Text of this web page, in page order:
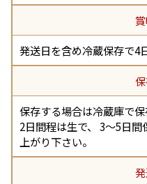
発送日を含め冷蔵保存で4
保存する場合は冷蔵庫で保
2日間程は生で、 3～5日
上がり下さい。